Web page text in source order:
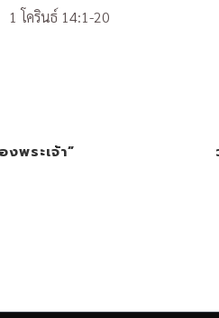
รินธ์ 14:1-20
พระเจ้า”